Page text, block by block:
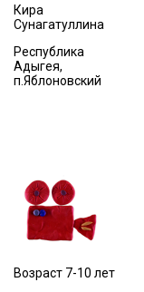
Кира
Сунагатуллина
Республика
Адыгея,
п.Яблоновский
Возраст 7-10 лет